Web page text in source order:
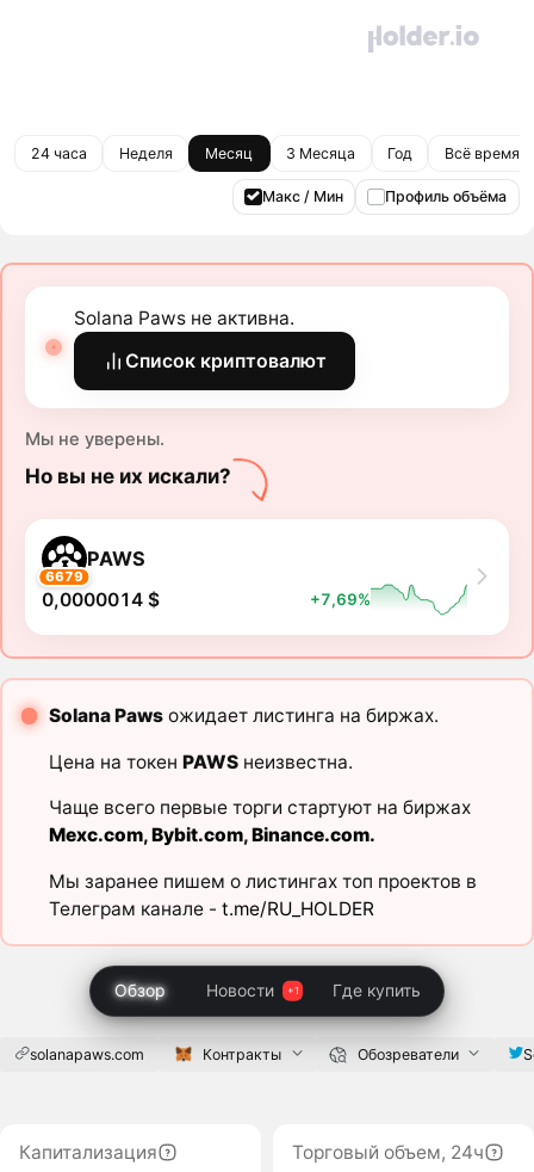
24 часа Неделя Месяц 3 Месяца Год Всё время
Макс / Мин Профиль объёма
Solana Paws не активна.
Список криптовалют
Мы не уверены.
Но вы не их искали?
6679
PAWS
0,0000014 $ +7,69%
Solana Pawsожидает листинга на биржах.
Цена на токен PAWSнеизвестна.
Чаще всего первые торги стартуют на биржах
Mexc.com,Bybit.com,Binance.com.
Мы заранее пишем о листингах топ проектов в
Телеграм канале - t.me/RU_HOLDER
Обзор Новости Где купить
solanapaws.com Контракты Обозреватели
Капитализация
Торговый объем, 24ч